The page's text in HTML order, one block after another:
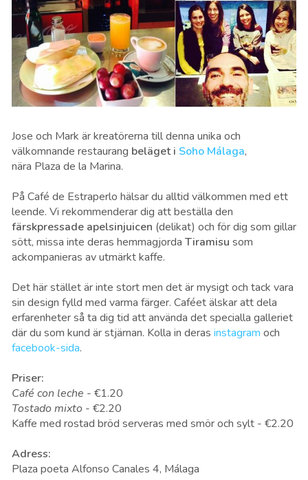
Jose och Mark är kreatörerna till denna unika och
välkomnande restaurang beläget i Soho Málaga,
nära Plaza de la Marina.
På Café de Estraperlo hälsar du alltid välkommen med ett
leende. Vi rekommenderar dig att beställa den
färskpressade apelsinjuicen (delikat) och för dig som gillar
sött, missa inte deras hemmagjorda Tiramisu som
ackompanieras av utmärkt kaffe.
Det här stället är inte stort men det är mysigt och tack vara
sin design fylld med varma färger. Caféet älskar att dela
erfarenheter så ta dig tid att använda det specialla galleriet
där du som kund är stjärnan. Kolla in deras instagram och
facebook-sida.
Priser:
Café con leche - €1.20
Tostado mixto - €2.20
Kaffe med rostad bröd serveras med smör och sylt - €2.20
Adress:
Plaza poeta Alfonso Canales 4, Málaga